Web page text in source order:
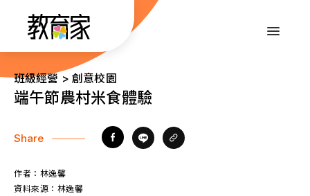
內
::: 班級經營 > 創意校園
端午節農村米食體驗
Share
作者： 林逸馨
資料來源： 林逸馨